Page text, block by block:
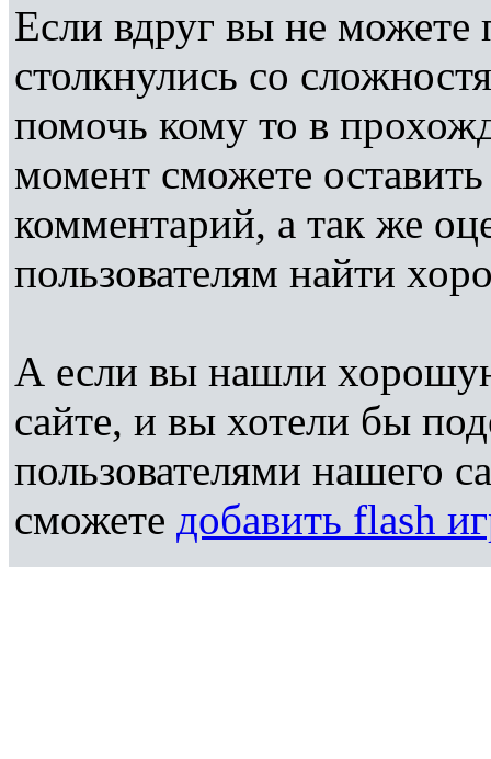
Если вдруг вы не можете
столкнулись со
помочь кому то в
момент сможете
комментарий, а так же
пользователям найти
А если вы нашли
сайте, и вы хотели бы
пользователями нашего
сможете добавить flash